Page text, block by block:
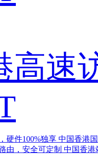
高速
硬件100%独享 中国香港
由，安全可定制 中国香港